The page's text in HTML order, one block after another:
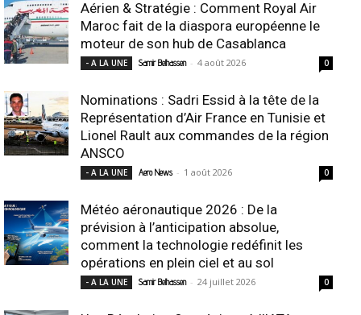
Aérien & Stratégie : Comment Royal Air
Maroc fait de la diaspora européenne le
moteur de son hub de Casablanca
- A LA UNE Samir Belhassen - 4 août 2026 0
Nominations : Sadri Essid à la tête de la
Représentation d’Air France en Tunisie et
Lionel Rault aux commandes de la région
ANSCO
- A LA UNE Aero News - 1 août 2026 0
Météo aéronautique 2026 : De la
prévision à l’anticipation absolue,
comment la technologie redéfinit les
opérations en plein ciel et au sol
- A LA UNE Samir Belhassen - 24 juillet 2026 0